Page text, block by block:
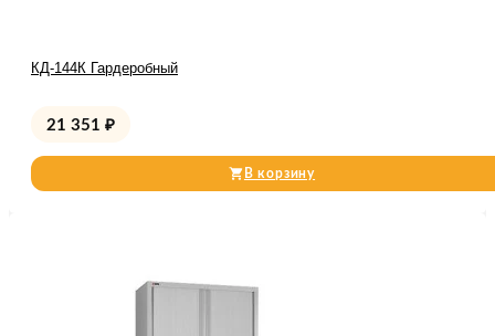
КД-144К Гардеробный
21 351 ₽
В корзину